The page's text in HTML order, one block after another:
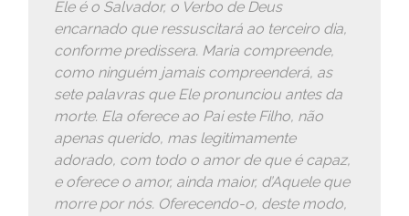
Ele é o Salvador, o Verbo de Deus
encarnado que ressuscitará ao terceiro dia,
conforme predissera. Maria compreende,
como ninguém jamais compreenderá, as
sete palavras que Ele pronunciou antes da
morte. Ela oferece ao Pai este Filho, não
apenas querido, mas legitimamente
adorado, com todo o amor de que é capaz,
e oferece o amor, ainda maior, d’Aquele que
morre por nós. Oferecendo-o, deste modo,